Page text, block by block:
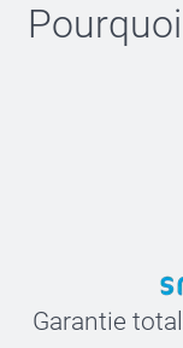
Garantie